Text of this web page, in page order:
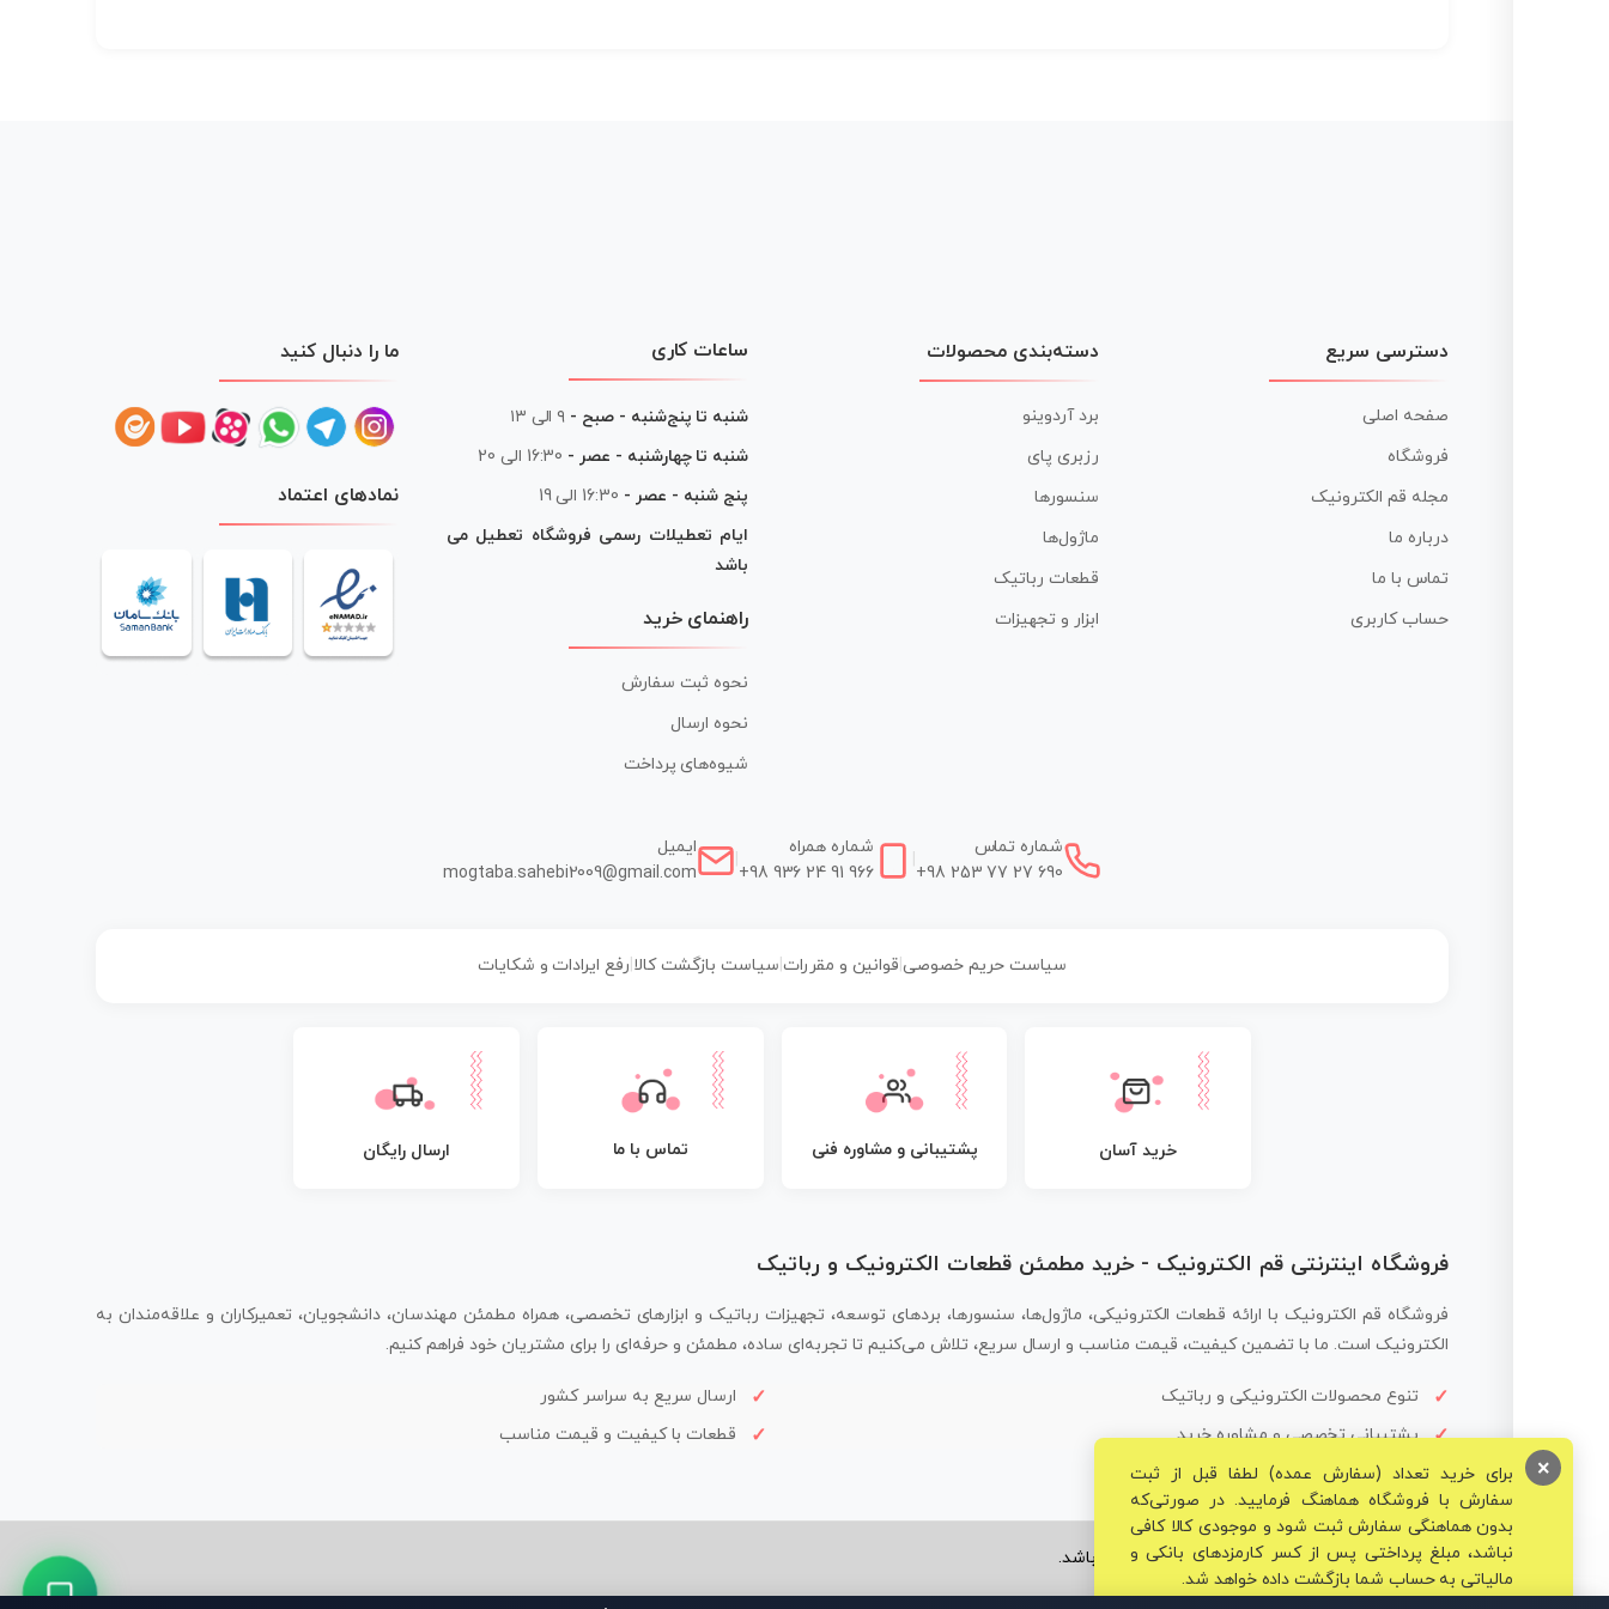
دسترسی سریع
صفحه اصلی
فروشگاه
مجله قم الکترونیک
درباره ما
تماس با ما
حساب کاربری
دسته‌بندی محصولات
برد آردوینو
رزبری پای
سنسورها
ماژول‌ها
قطعات رباتیک
ابزار و تجهیزات
ساعات کاری
شنبه تا پنج‌شنبه - صبح - ۹ الی ۱۳
شنبه تا چهارشنبه - عصر - 16:30 الی 20
پنج شنبه - عصر - 16:30 الی 19
ایام تعطیلات رسمی فروشگاه تعطیل می
باشد
راهنمای خرید
نحوه ثبت سفارش
نحوه ارسال
شیوه‌های پرداخت
ما را دنبال کنید
نمادهای اعتماد
شماره تماس
+98 253 77 27 690
شماره همراه
+98 936 24 91 966
ایمیل
mogtaba.sahebi2009@gmail.com
سیاست حریم خصوصی| قوانین و مقررات سیاست بازگشت کالا رفع ایرادات و شکایات
خرید آسان پشتیبانی و مشاوره فنی تماس با ما ارسال رایگان
فروشگاه اینترنتی قم الکترونیک - خرید مطمئن قطعات الکترونیک و رباتیک
فروشگاه قم الکترونیک با ارائه قطعات الکترونیکی، ماژول‌ها، سنسورها، بردهای توسعه، تجهیزات رباتیک و ابزارهای تخصصی، همراه مطمئن مهندسان، دانشجویان، تعمیرکاران و علاقه‌مندان به
الکترونیک است. ما با تضمین کیفیت، قیمت مناسب و ارسال سریع، تلاش می‌کنیم تا تجربه‌ای ساده، مطمئن و حرفه‌ای را برای مشتریان خود فراهم کنیم.
تنوع محصولات الکترونیکی و رباتیک
ارسال سریع به سراسر کشور
پشتیبانی تخصصی و مشاوره خرید
قطعات با کیفیت و قیمت مناسب
© تمامی حقوق برای فروشگاه تخصصی قم الکترونیک محفوظ می‌باشد.
برای خرید تعداد (سفارش عمده) لطفا قبل از ثبت
سفارش با فروشگاه هماهنگ فرمایید. در صورتی‌که
بدون هماهنگی سفارش ثبت شود و موجودی کالا کافی
نباشد، مبلغ پرداختی پس از کسر کارمزدهای بانکی و
مالیاتی به حساب شما بازگشت داده خواهد شد.
×